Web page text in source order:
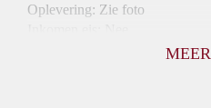
Oplevering: Zie foto
MEER